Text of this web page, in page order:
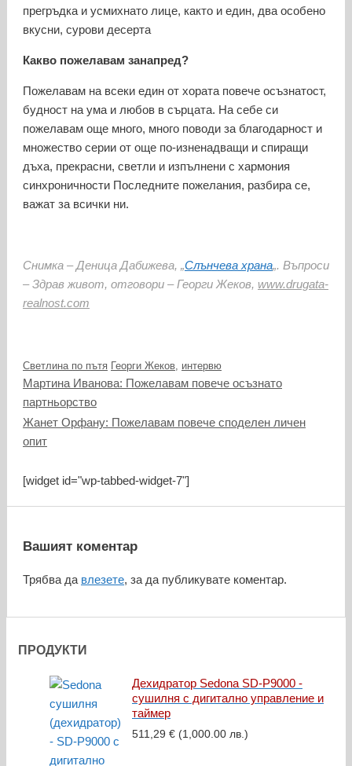
прегръдка и усмихнато лице, както и един, два особено
вкусни, сурови десерта
Какво пожелавам занапред?
Пожелавам на всеки един от хората повече осъзнатост,
будност на ума и любов в сърцата. На себе си
пожелавам още много, много поводи за благодарност и
множество серии от още по-изненадващи и спиращи
дъха, прекрасни, светли и изпълнени с хармония
синхроничности Последните пожелания, разбира се,
важат за всички ни.
Снимка – Деница Дабижева, „Слънчева храна„. Въпроси
– Здрав живот, отговори – Георги Жеков, www.drugata-
realnost.com
Категории
Светлина по пътя Етикети
Георги Жеков, интервю
Мартина Иванова: Пожелавам повече осъзнато
партньорство
Жанет Орфану: Пожелавам повече споделен личен
опит
[widget id="wp-tabbed-widget-7"]
Вашият коментар
Трябва да влезете, за да публикувате коментар.
ПРОДУКТИ
Дехидратор Sedona SD-P9000 -
сушилня с дигитално управление и
таймер
511,29 € (1,000.00 лв.)